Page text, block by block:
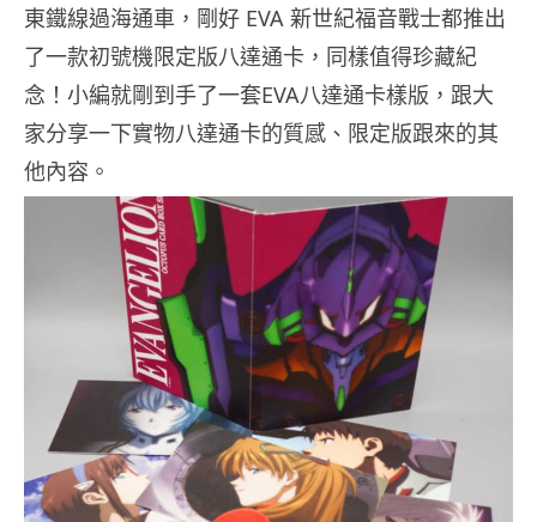
東鐵線過海通車，剛好 EVA 新世紀福音戰士都推出
了一款初號機限定版八達通卡，同樣值得珍藏紀
念！小編就剛到手了一套EVA八達通卡樣版，跟大
家分享一下實物八達通卡的質感、限定版跟來的其
他內容。